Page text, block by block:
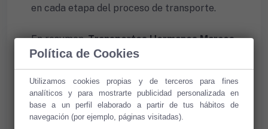
en cada etapa del proceso de transporte.
En resumen,Transportes Hermanos Marcos
se ha consolidado como una empresa líder
en el transporte de cereal y grano en
Albacete, gracias a su compromiso con la
eficiencia, la calidad y la sostenibilidad. Con
una flota especializada, personal capacitado
Política de Cookies
Utilizamos cookies propias y de terceros para fines
analíticos y para mostrarte publicidad personalizada en
base a un perfil elaborado a partir de tus hábitos de
navegación (por ejemplo, páginas visitadas).